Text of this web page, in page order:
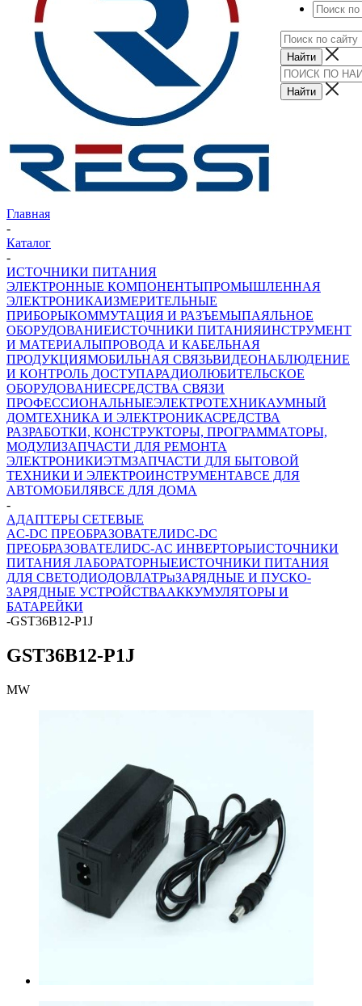
Главная
-
Каталог
-
ИСТОЧНИКИ ПИТАНИЯ
ЭЛЕКТРОННЫЕ КОМПОНЕНТЫПРОМЫШЛЕННАЯ
ЭЛЕКТРОНИКАИЗМЕРИТЕЛЬНЫЕ
ПРИБОРЫКОММУТАЦИЯ И РАЗЪЕМЫПАЯЛЬНОЕ
ОБОРУДОВАНИЕИСТОЧНИКИ ПИТАНИЯИНСТРУМЕНТ
И МАТЕРИАЛЫПРОВОДА И КАБЕЛЬНАЯ
ПРОДУКЦИЯМОБИЛЬНАЯ СВЯЗЬВИДЕОНАБЛЮДЕНИЕ
И КОНТРОЛЬ ДОСТУПАРАДИОЛЮБИТЕЛЬСКОЕ
ОБОРУДОВАНИЕСРЕДСТВА СВЯЗИ
ПРОФЕССИОНАЛЬНЫЕЭЛЕКТРОТЕХНИКАУМНЫЙ
ДОМТЕХНИКА И ЭЛЕКТРОНИКАСРЕДСТВА
РАЗРАБОТКИ, КОНСТРУКТОРЫ, ПРОГРАММАТОРЫ,
МОДУЛИЗАПЧАСТИ ДЛЯ РЕМОНТА
ЭЛЕКТРОНИКИЭТМЗАПЧАСТИ ДЛЯ БЫТОВОЙ
ТЕХНИКИ И ЭЛЕКТРОИНСТРУМЕНТАВСЕ ДЛЯ
АВТОМОБИЛЯВСЕ ДЛЯ ДОМА
-
АДАПТЕРЫ СЕТЕВЫЕ
AC-DC ПРЕОБРАЗОВАТЕЛИDC-DC
ПРЕОБРАЗОВАТЕЛИDC-AC ИНВЕРТОРЫИСТОЧНИКИ
ПИТАНИЯ ЛАБОРАТОРНЫЕИСТОЧНИКИ ПИТАНИЯ
ДЛЯ СВЕТОДИОДОВЛАТРыЗАРЯДНЫЕ И ПУСКО-
ЗАРЯДНЫЕ УСТРОЙСТВААККУМУЛЯТОРЫ И
БАТАРЕЙКИ
-GST36B12-P1J
GST36B12-P1J
MW